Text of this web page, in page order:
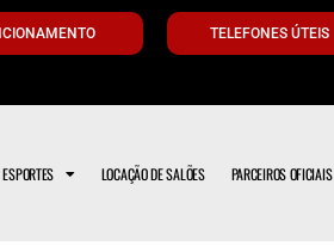
TELEFONES ÚTEIS
ESPORTES LOCAÇÃO DE SALÕES PARCEIROS OFICIAIS